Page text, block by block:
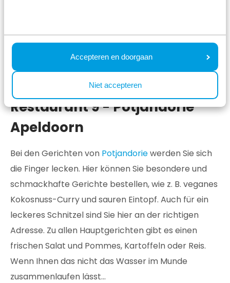
Accepteren en doorgaan
Niet accepteren
man in allem, was man bestellen kann. Die
Speisekarte ist so umfangreich, dass man fast die
Qual der Wahl hat.
Restaurant 9 - Potjandorie
Apeldoorn
Bei den Gerichten von Potjandoriewerden Sie sich
die Finger lecken. Hier können Sie besondere und
schmackhafte Gerichte bestellen, wie z. B. veganes
Kokosnuss-Curry und sauren Eintopf. Auch für ein
leckeres Schnitzel sind Sie hier an der richtigen
Adresse. Zu allen Hauptgerichten gibt es einen
frischen Salat und Pommes, Kartoffeln oder Reis.
Wenn Ihnen das nicht das Wasser im Munde
zusammenlaufen lässt...